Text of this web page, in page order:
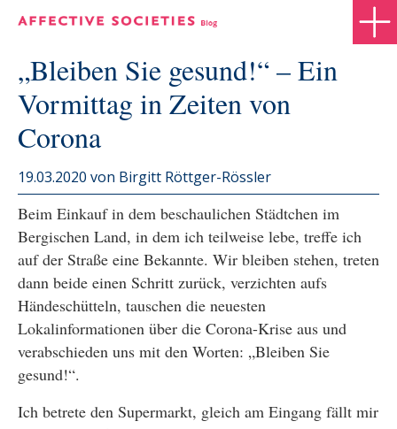
„Bleiben Sie gesund!“ – Ein
Vormittag in Zeiten von
Corona
19.03.2020 von Birgitt Röttger-Rössler
Beim Einkauf in dem beschaulichen Städtchen im
Bergischen Land, in dem ich teilweise lebe, treffe ich
auf der Straße eine Bekannte. Wir bleiben stehen, treten
dann beide einen Schritt zurück, verzichten aufs
Händeschütteln, tauschen die neuesten
Lokalinformationen über die Corona-Krise aus und
verabschieden uns mit den Worten: „Bleiben Sie
gesund!“.
Ich betrete den Supermarkt, gleich am Eingang fällt mir